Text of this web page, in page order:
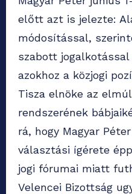
előtt azt is jelezte:
módosítással,
szabott
azokhoz a közjogi
Tisza elnöke az
rendszerének
rá, hogy Magyar
választási ígérete
jogi fórumai miatt
Velencei Bizottság